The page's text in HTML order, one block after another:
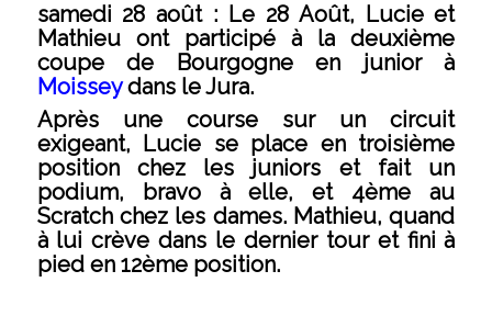
samedi 28 août : Le 28 Août, Lucie et
Mathieu ont participé à la deuxième
coupe de Bourgogne en junior à
Moissey dans le Jura.
Après une course sur un circuit
exigeant, Lucie se place en troisième
position chez les juniors et fait un
podium, bravo à elle, et 4ème au
Scratch chez les dames. Mathieu, quand
à lui crève dans le dernier tour et fini à
pied en 12ème position.